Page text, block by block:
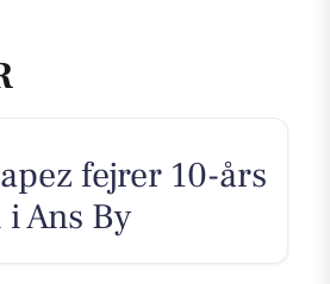
fejrer 10-års
Ans By